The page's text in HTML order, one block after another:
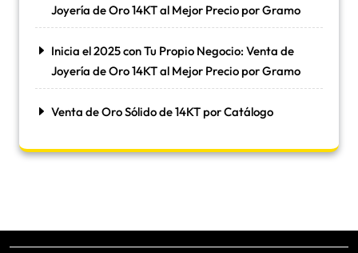
Joyería de Oro 14KT al Mejor Precio por Gramo
Inicia el 2025 con Tu Propio Negocio: Venta de
Joyería de Oro 14KT al Mejor Precio por Gramo
Venta de Oro Sólido de 14KT por Catálogo